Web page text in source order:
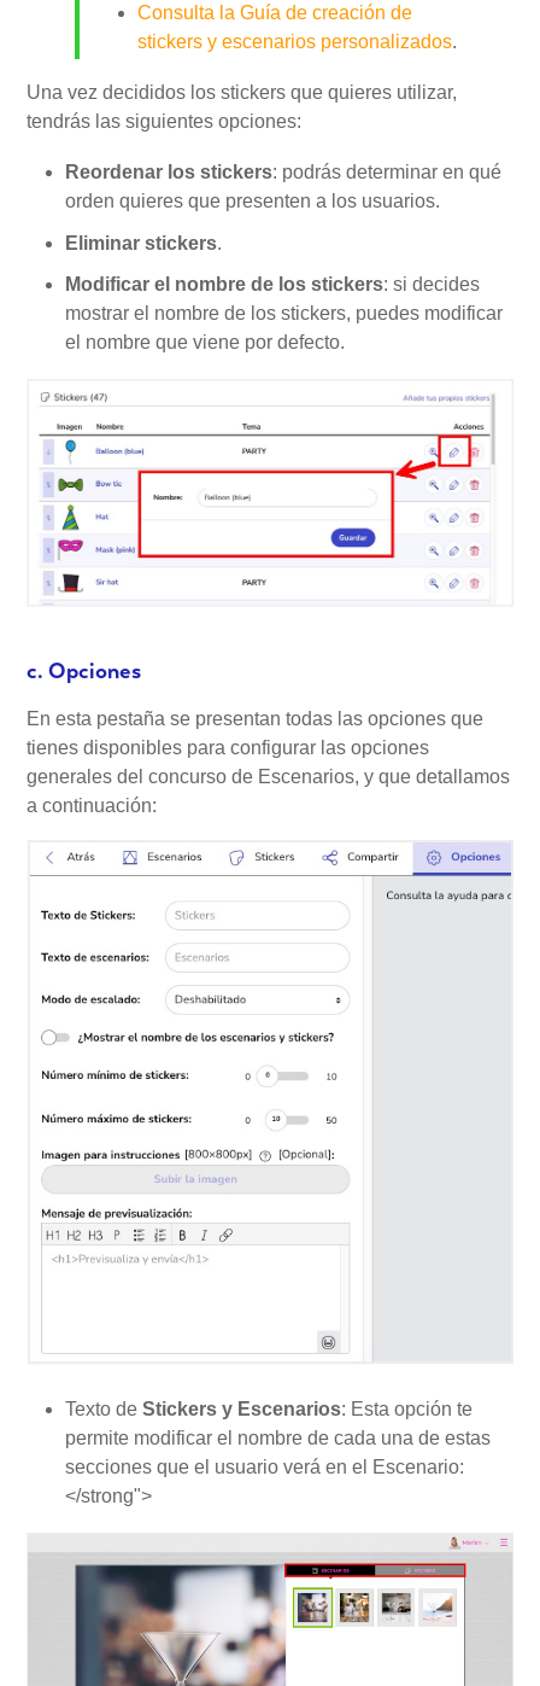
Consulta la Guía de creación de
stickers y escenarios personalizados.
Una vez decididos los stickers que quieres utilizar,
tendrás las siguientes opciones:
Reordenar los stickers: podrás determinar en qué
orden quieres que presenten a los usuarios.
Eliminar stickers.
Modificar el nombre de los stickers: si decides
mostrar el nombre de los stickers, puedes modificar
el nombre que viene por defecto.
c. Opciones
En esta pestaña se presentan todas las opciones que
tienes disponibles para configurar las opciones
generales del concurso de Escenarios, y que detallamos
a continuación:
Texto deStickers y Escenarios: Esta opción te
permite modificar el nombre de cada una de estas
secciones que el usuario verá en el Escenario:
</strong">